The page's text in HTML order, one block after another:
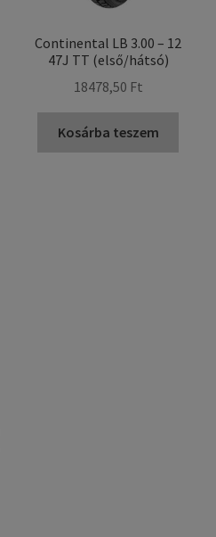
Continental LB 3.00 – 12
47J TT (első/hátsó)
18478,50 Ft
Kosárba teszem